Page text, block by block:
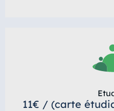
11€ / (carte